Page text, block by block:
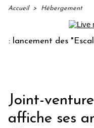
Accueil > Hébergement
des "Escales
Joint-
affiche ses